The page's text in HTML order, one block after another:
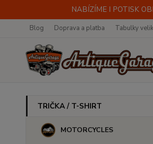
NABÍZÍME I POTISK
Blog Doprava a platba Tabulky
TRIČKA / T-SHIRT
MOTORCYCLES